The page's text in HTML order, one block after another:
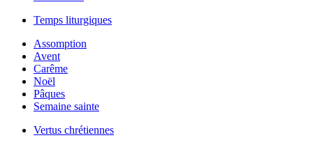
Temps liturgiques
Assomption
Avent
Carême
Noël
Pâques
Semaine sainte
Vertus chrétiennes